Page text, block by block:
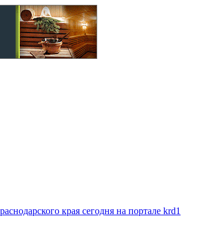
края сегодня на портале krd1